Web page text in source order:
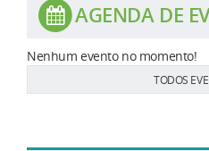
AGENDA DE
Nenhum evento no momento!
TODOS